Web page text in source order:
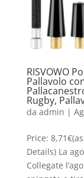
RISVOWO
Pallavolo
Rugby,
da admin |
Price:
Details) La
Collegate